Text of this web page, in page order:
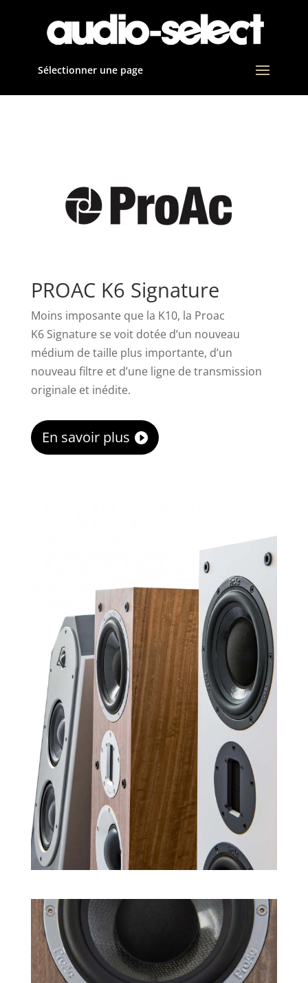
Sélectionner une page
PROAC K6 Signature
Moins imposante que la K10, la Proac
K6 Signature se voit dotée d’un nouveau
médium de taille plus importante, d’un
nouveau filtre et d’une ligne de transmission
originale et inédite.
En savoir plus